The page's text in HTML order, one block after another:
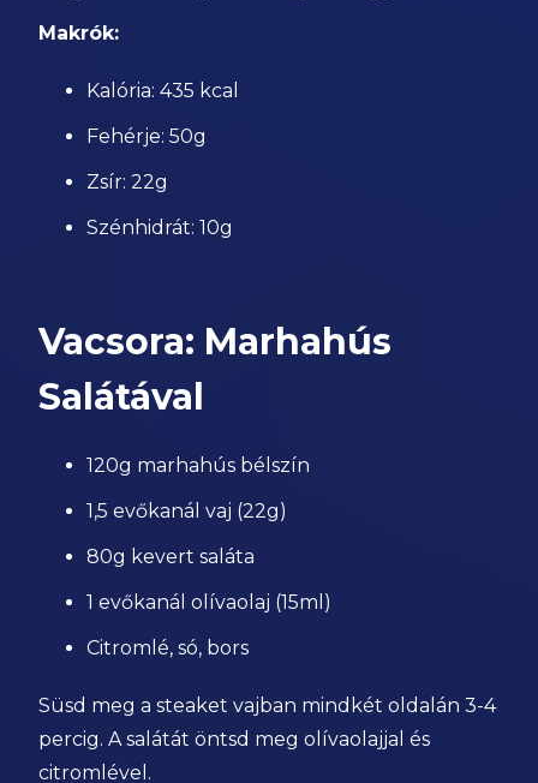
Makrók:
Kalória: 435 kcal
Fehérje: 50g
Zsír: 22g
Szénhidrát: 10g
Vacsora: Marhahús
Salátával
120g marhahús bélszín
1,5 evőkanál vaj (22g)
80g kevert saláta
1 evőkanál olívaolaj (15ml)
Citromlé, só, bors
Süsd meg a steaket vajban mindkét oldalán 3-4
percig. A salátát öntsd meg olívaolajjal és
citromlével.